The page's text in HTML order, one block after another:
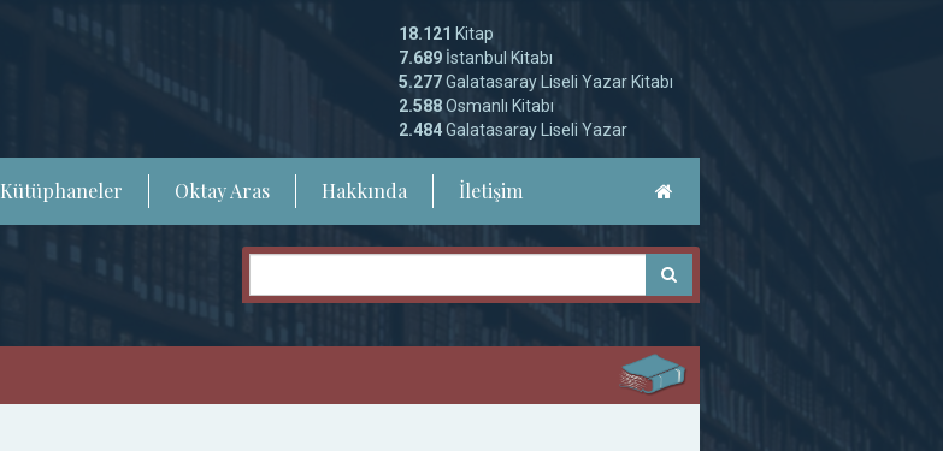
18.121 Kitap
7.689 İstanbul Kitabı
5.277Galatasaray Liseli Yazar Kitabı
2.588Osmanlı Kitabı
2.484Galatasaray Liseli Yazar
Kütüphaneler Oktay Aras Hakkında İletişim